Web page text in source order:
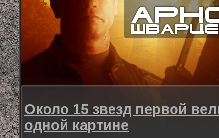
Около 15 звезд первой
одной картине